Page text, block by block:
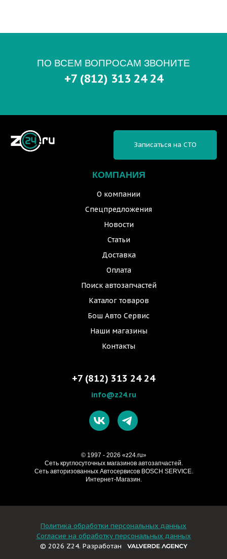
ПО ВСЕМ ВОПРОСАМ ЗВОНИТЕ
+7 (812) 313 24 24
КОМПАНИЯ
О компании
Спецпредложения
Новости
Статьи
Доставка
Оплата
Поиск автозапчастей
Каталог товаров
Бош Авто Сервис
Наши магазины
Контакты
Записаться на СТО
+7 (812) 313 24 24
info@z24.ru
© 1997 - 2026 «z24.ru»
Cеть круглосуточных магазинов автозапчастей.
Сеть авторизованных Автосервисов BOSCH SERVICE.
Интернет-Магазин.
Политика обработки персональных данных
Согласие на обработку персональных данных
© 2026 Z24. Разработан